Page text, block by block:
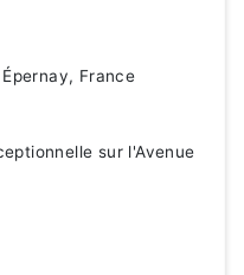
France
sur l'Avenue